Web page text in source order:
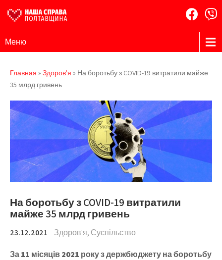
Справа
Полтавщина
організація
Меню
Главная » Здоров'я » На боротьбу з COVID-19 витратили майже
35 млрд гривень
На боротьбу з COVID-19 витратили
майже 35 млрд гривень
23.12.2021 Здоров'я, Суспільство
За 11 місяців 2021 року з держбюджету на боротьбу